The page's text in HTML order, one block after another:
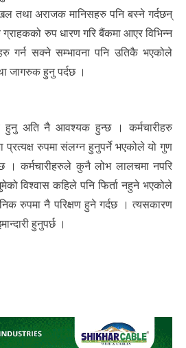
तथा अराजक मानिसहरु पनि बस्ने गर्दछन्
रुप धारण गरि बैंकमा आएर विभिन्न
गर्न सक्ने सम्भावना पनि उतिकै भएकोले
जागरुक हुनु पर्दछ ।
हुनु अति नै आवश्यक हुन्छ । कर्मचारीहरु
प्रत्यक्ष रुपमा संलग्न हुनुपर्ने भएकोले यो गुण
। कर्मचारीहरुले कुनै लोभ लालचमा नपरि
विश्वास कहिले पनि फिर्ता नहुने भएकोले
दैनिक रुपमा नै परिक्षण हुने गर्दछ । त्यसकारण
हुनुपर्छ ।